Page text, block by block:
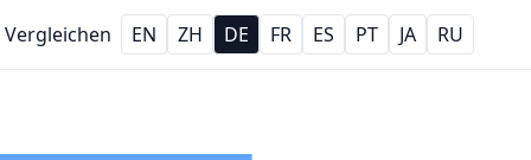
Vergleichen EN ZH DE FR ES PT JA RU